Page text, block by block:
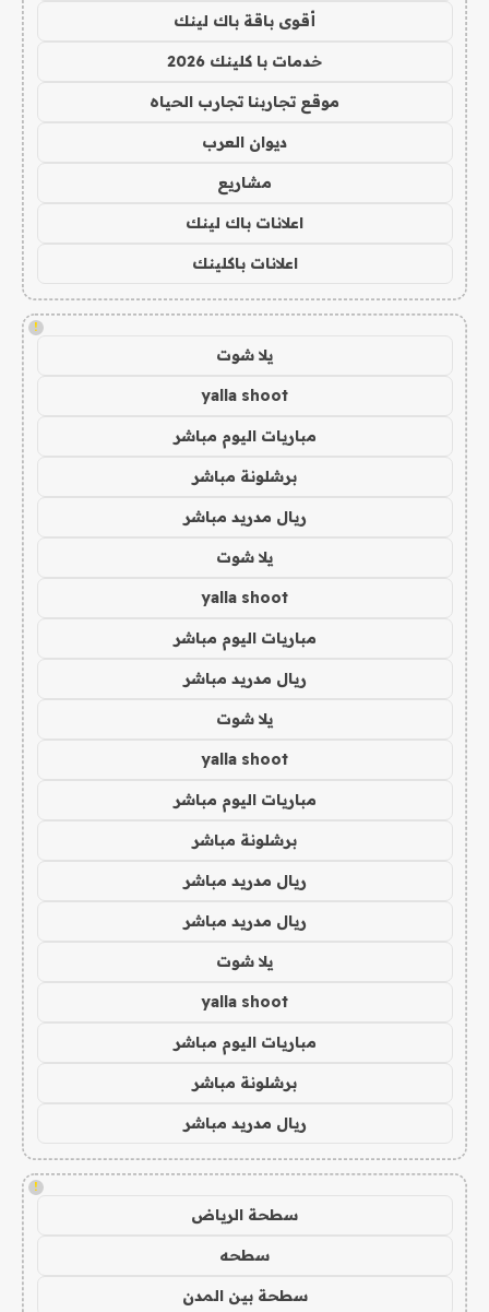
أقوى باقة باك لينك
خدمات با كلينك 2026
موقع تجاربنا تجارب الحياه
ديوان العرب
مشاريع
اعلانات باك لينك
اعلانات باكلينك
!
يلا شوت
yalla shoot
مباريات اليوم مباشر
برشلونة مباشر
ريال مدريد مباشر
يلا شوت
yalla shoot
مباريات اليوم مباشر
ريال مدريد مباشر
يلا شوت
yalla shoot
مباريات اليوم مباشر
برشلونة مباشر
ريال مدريد مباشر
ريال مدريد مباشر
يلا شوت
yalla shoot
مباريات اليوم مباشر
برشلونة مباشر
ريال مدريد مباشر
!
سطحة الرياض
سطحه
سطحة بين المدن